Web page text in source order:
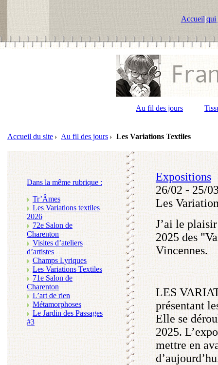
Accueil|qui
Au fil des jours
Accueil du site Au fil des jours Les Variations Textiles
Dans la même rubrique :
Tr’Âmes
Les Variations textiles
2026
72e Salon de
Charenton
Visites d’ateliers
d’artistes
Champs Lyriques
Les Variations Textiles
71e Salon de
Charenton
L’art de rien
Métamorphoses
Le Jardin des Passages
#3
Expositions
26/02 - 25/
Les
J’ai le
2025 des
Vincennes.
LES
présentant
Elle se
2025.
mettre en